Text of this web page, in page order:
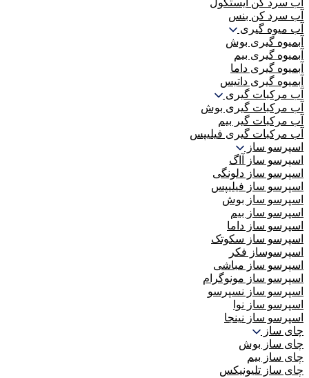
آب سرد کن ایستکول
آب سرد کن بنس
آب میوه گیری
آبمیوه گیری بوش
آبمیوه گیری بیم
آبمیوه گیری داما
آبمیوه گیری داتیس
آب مرکبات گیری
آب مرکبات گیری بوش
آب مرکبات گیر بیم
آب مرکبات گیری فیلیپس
اسپرسو ساز
اسپرسو ساز آاگ
اسپرسو ساز دلونگی
اسپرسو ساز فیلیپس
اسپرسو ساز بوش
اسپرسو ساز بیم
اسپرسو ساز داما
اسپرسو ساز سکوتک
اسپرسوساز فکر
اسپرسو ساز مباشی
اسپرسو ساز مونوگرام
اسپرسو ساز نسپرسو
اسپرسو ساز نوا
اسپرسو ساز نینجا
چای ساز
چای ساز بوش
چای ساز بیم
چای ساز تلیونیکس